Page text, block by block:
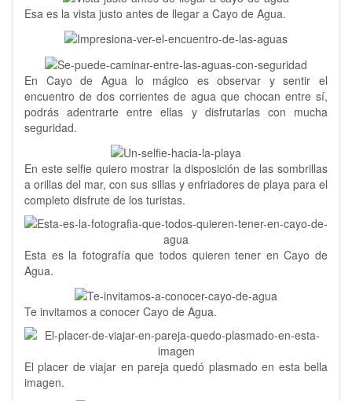
Esa es la vista justo antes de llegar a Cayo de Agua.
En Cayo de Agua lo mágico es observar y sentir el
encuentro de dos corrientes de agua que chocan entre sí,
podrás adentrarte entre ellas y disfrutarlas con mucha
seguridad.
En este selfie quiero mostrar la disposición de las sombrillas
a orillas del mar, con sus sillas y enfriadores de playa para el
completo disfrute de los turistas.
Esta es la fotografía que todos quieren tener en Cayo de
Agua.
Te invitamos a conocer Cayo de Agua.
El placer de viajar en pareja quedó plasmado en esta bella
imagen.